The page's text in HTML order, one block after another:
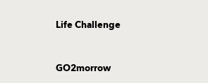
Life Challenge
GO2morrow